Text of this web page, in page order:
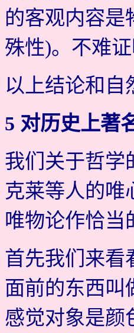
的客观内容是
殊性)。不难
以上结论和自
5 对历史上著
我们关于哲学
克莱等人的唯
唯物论作恰当
首先我们来看
面前的东西叫
感觉对象是颜